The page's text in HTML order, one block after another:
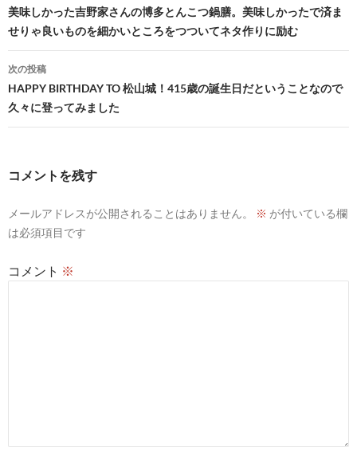
稿
ナ
ビ
ゲ
ー
ョ
ン
美味しかった吉野家さんの博多とんこつ鍋膳。美味しかったで済ま
せりゃ良いものを細かいところをつついてネタ作りに励む
次の投稿
HAPPY BIRTHDAY TO 松山城！415歳の誕生日だということなので
久々に登ってみました
コメントを残す
メールアドレスが公開されることはありません。 ※ が付いている欄
は必須項目です
コメント ※